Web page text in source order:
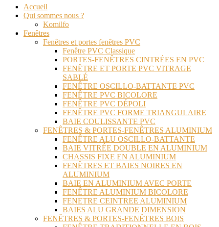
Accueil
Qui sommes nous ?
Komilfo
Fenêtres
Fenêtres et portes fenêtres PVC
Fenêtre PVC Classique
PORTES-FENÊTRES CINTRÉES EN PVC
FENÊTRE ET PORTE PVC VITRAGE
SABLÉ
FENÊTRE OSCILLO-BATTANTE PVC
FENÊTRE PVC BICOLORE
FENÊTRE PVC DÉPOLI
FENÊTRE PVC FORME TRIANGULAIRE
BAIE COULISSANTE PVC
FENÊTRES & PORTES-FENÊTRES ALUMINIUM
FENÊTRE ALU OSCILLO-BATTANTE
BAIE VITRÉE DOUBLE EN ALUMINIUM
CHASSIS FIXE EN ALUMINIUM
FENÊTRES ET BAIES NOIRES EN
ALUMINIUM
BAIE EN ALUMINIUM AVEC PORTE
FENÊTRE ALUMINIUM BICOLORE
FENETRE CEINTREE ALUMINIUM
BAIES ALU GRANDE DIMENSION
FENÊTRES & PORTES-FENÊTRES BOIS